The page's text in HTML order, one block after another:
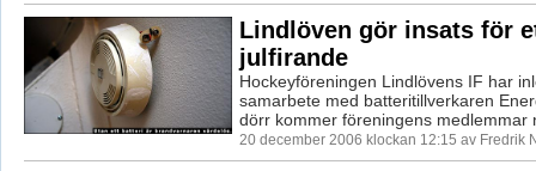
Lindlöven gör insats för
julfirande
Hockeyföreningen Lindlövens IF har
samarbete med batteritillverkaren
dörr kommer föreningens medlemmar
20 december 2006 klockan 12:15 av Fredrik